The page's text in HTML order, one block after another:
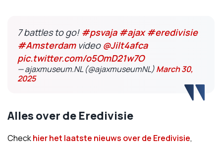
7 battles to go! #psvaja #ajax #eredivisie
#Amsterdamvideo @Jilt4afca
pic.twitter.com/o5OmD21w7O
— ajaxmuseum.NL (@ajaxmuseumNL)March 30,
2025
Alles over de Eredivisie
Checkhier het laatste nieuws over de Eredivisie,